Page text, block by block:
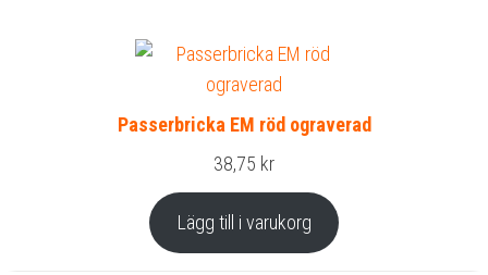
Passerbricka EM röd ograverad
38,75 kr
Lägg till i varukorg